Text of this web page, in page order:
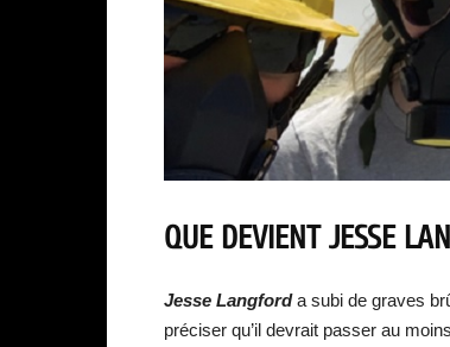
QUE DEVIENT JESSE
Jesse Langforda subi de graves
préciser qu’il devrait passer au